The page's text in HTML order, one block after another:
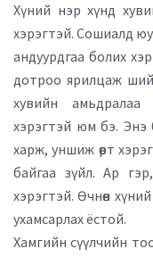
Хүний нэр хүнд
хэрэгтэй. Сошиалд
андуурдгаа болих
дотроо ярилцаж
хувийн
хэрэгтэй юм бэ. Энэ
харж, уншиж өөрт
байгаа зүйл. Ар
хэрэгтэй. Өчнөөн
ухамсарлах ёстой.
Хамгийн сүүлчийн